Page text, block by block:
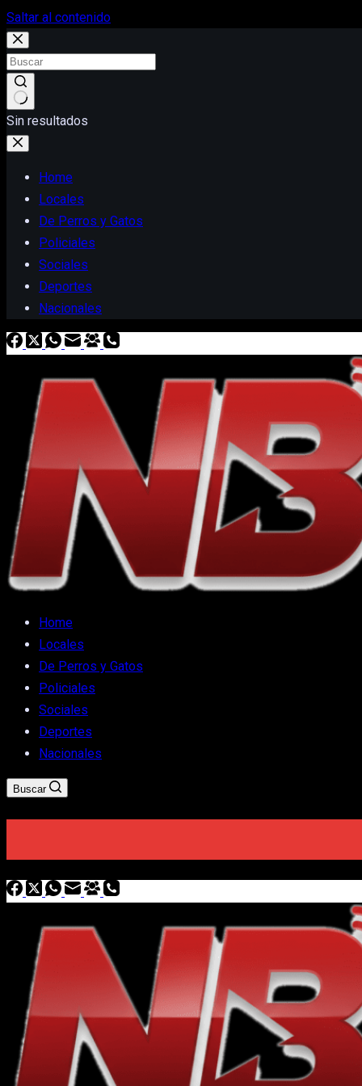
Saltar al contenido
Sin resultados
Home
Locales
De Perros y Gatos
Policiales
Sociales
Deportes
Nacionales
Home
Locales
De Perros y Gatos
Policiales
Sociales
Deportes
Nacionales
Buscar